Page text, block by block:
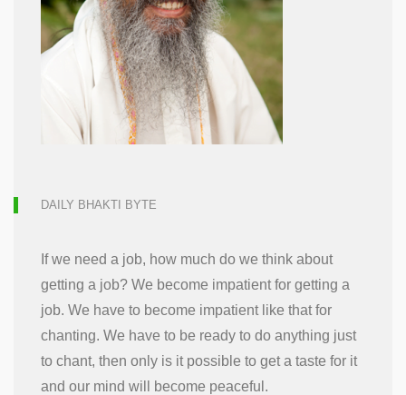
DAILY BHAKTI BYTE
If we need a job, how much do we think about
getting a job? We become impatient for getting a
job. We have to become impatient like that for
chanting. We have to be ready to do anything just
to chant, then only is it possible to get a taste for it
and our mind will become peaceful.